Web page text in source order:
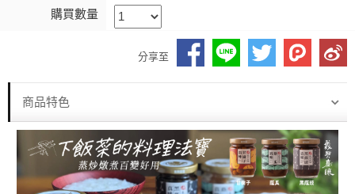
購買數量
分享至
商品特色